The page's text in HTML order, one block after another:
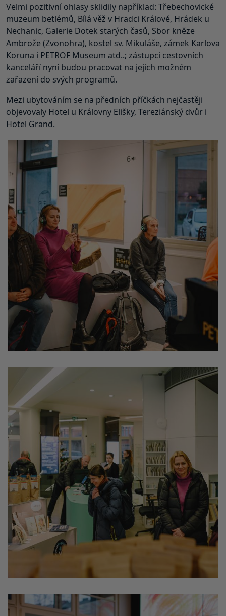
Velmi pozitivní ohlasy sklidily například: Třebechovické
muzeum betlémů, Bílá věž v Hradci Králové, Hrádek u
Nechanic, Galerie Dotek starých časů, Sbor kněze
Ambrože (Zvonohra), kostel sv. Mikuláše, zámek Karlova
Koruna i PETROF Museum atd..; zástupci cestovních
kanceláří nyní budou pracovat na jejich možném
zařazení do svých programů.
Mezi ubytováním se na předních příčkách nejčastěji
objevovaly Hotel u Královny Elišky, Tereziánský dvůr i
Hotel Grand.